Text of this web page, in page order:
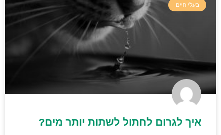
בעלי חיים
איך לגרום לחתול לשתות יותר מים?